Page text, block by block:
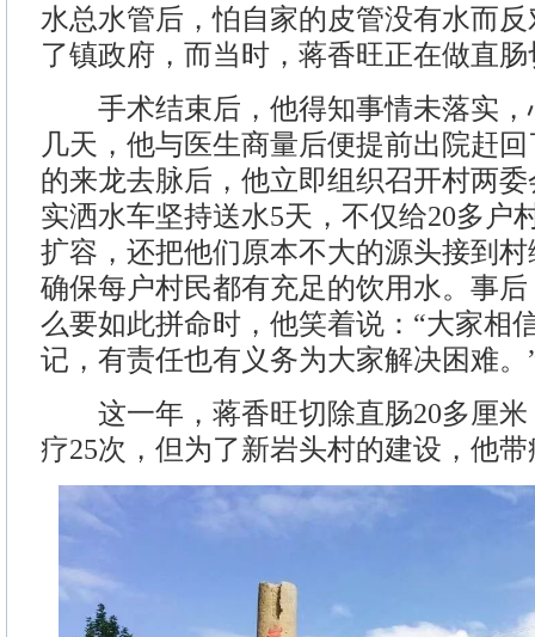
水总水管后，怕自家的皮管没有水而
了镇政府，而当时，蒋香旺正在做直
手术结束后，他得知事情未落实，
几天，他与医生商量后便提前出院赶
的来龙去脉后，他立即组织召开村两
实洒水车坚持送水5天，不仅给20多户
扩容，还把他们原本不大的源头接到
确保每户村民都有充足的饮用水。事
么要如此拼命时，他笑着说：“大家相
记，有责任也有义务为大家解决困难。
这一年，蒋香旺切除直肠20多厘米
疗25次，但为了新岩头村的建设，他